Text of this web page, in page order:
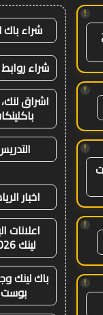
!
!
!
!
!
شراء باك
شراء
اشراق
اخبار
اعلانات
لينك 2026
باك لينك
بوست